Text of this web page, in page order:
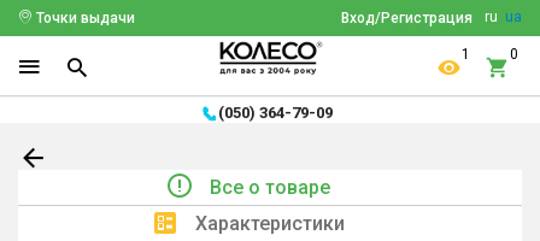
ru ua
Вход/Регистрация
Точки выдачи
1 0
(050) 364-79-09
Все о товаре
Характеристики